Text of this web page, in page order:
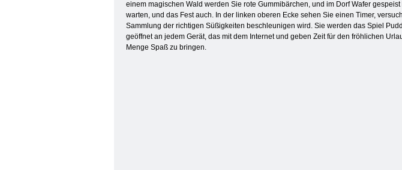
einem magischen Wald werden Sie rote Gummibärchen, und im Dorf Wafer
warten, und das Fest auch. In der linken oberen Ecke sehen Sie einen Timer,
Sammlung der richtigen Süßigkeiten beschleunigen wird. Sie werden das Spiel
geöffnet an jedem Gerät, das mit dem Internet und geben Zeit für den fröhlichen
Menge Spaß zu bringen.